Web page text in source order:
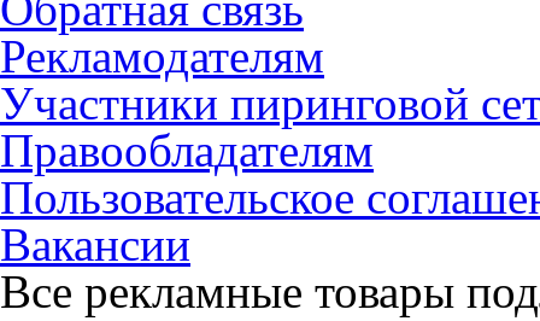
Рекламодателям
Участники пиринговой
Правообладателям
Пользовательское
Вакансии
Все рекламные товары